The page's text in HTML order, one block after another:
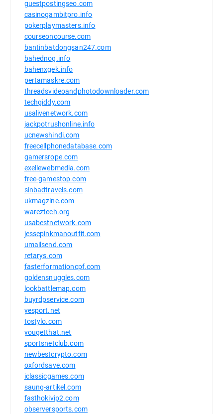
guestpostingseo.com
casinogambitpro.info
pokerplaymasters.info
courseoncourse.com
bantinbatdongsan247.com
bahednog.info
bahenxgek.info
pertamaskre.com
threadsvideoandphotodownloader.com
techgiddy.com
usalivenetwork.com
jackpotrushonline.info
ucnewshindi.com
freecellphonedatabase.com
gamersrope.com
exellewebmedia.com
free-gamestop.com
sinbadtravels.com
ukmagzine.com
wareztech.org
usabestnetwork.com
jessepinkmanoutfit.com
umailsend.com
retarys.com
fasterformationcpf.com
goldensnuggles.com
lookbattlemap.com
buyrdpservice.com
yesport.net
tostylo.com
yougetthat.net
sportsnetclub.com
newbestcrypto.com
oxfordsave.com
iclassicgames.com
saung-artikel.com
fasthokivip2.com
observersports.com